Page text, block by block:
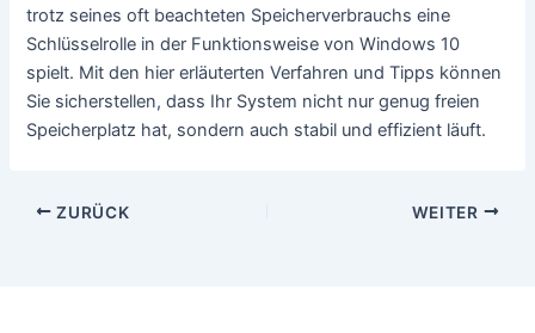
trotz seines oft beachteten Speicherverbrauchs eine
Schlüsselrolle in der Funktionsweise von Windows 10
spielt. Mit den hier erläuterten Verfahren und Tipps können
Sie sicherstellen, dass Ihr System nicht nur genug freien
Speicherplatz hat, sondern auch stabil und effizient läuft.
Beitragsnavigation
ZURÜCK WEITER